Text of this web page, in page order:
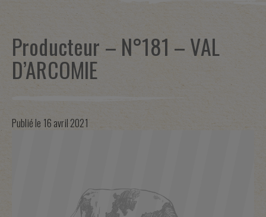
Producteur – N°181 – VAL
D’ARCOMIE
Publié le 16 avril 2021